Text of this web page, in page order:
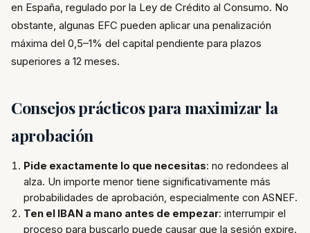
en España, regulado por la Ley de Crédito al Consumo. No
obstante, algunas EFC pueden aplicar una penalización
máxima del 0,5–1% del capital pendiente para plazos
superiores a 12 meses.
Consejos prácticos para maximizar la
aprobación
Pide exactamente lo que necesitas: no redondees al
alza. Un importe menor tiene significativamente más
probabilidades de aprobación, especialmente con ASNEF.
Ten el IBAN a mano antes de empezar: interrumpir el
proceso para buscarlo puede causar que la sesión expire.